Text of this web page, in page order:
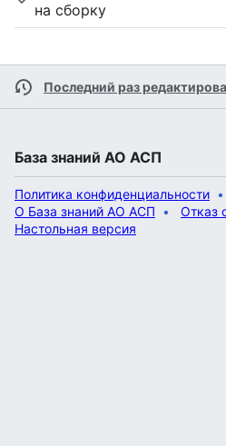
на сборку
База знаний АО АСП
Политика конфиденциальности
О База знаний АО АСП
Отказ
Настольная версия